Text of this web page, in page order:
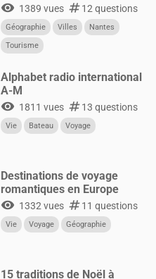
visibility 1389 vues numbers12 questions
Géographie Villes
Nantes
Tourisme
Alphabet radio international
A-M
visibility 1811 vues numbers13 questions
Vie Bateau Voyage
Destinations de voyage
romantiques en Europe
visibility 1332 vues numbers11 questions
Vie Voyage Géographie
15 traditions de Noël à